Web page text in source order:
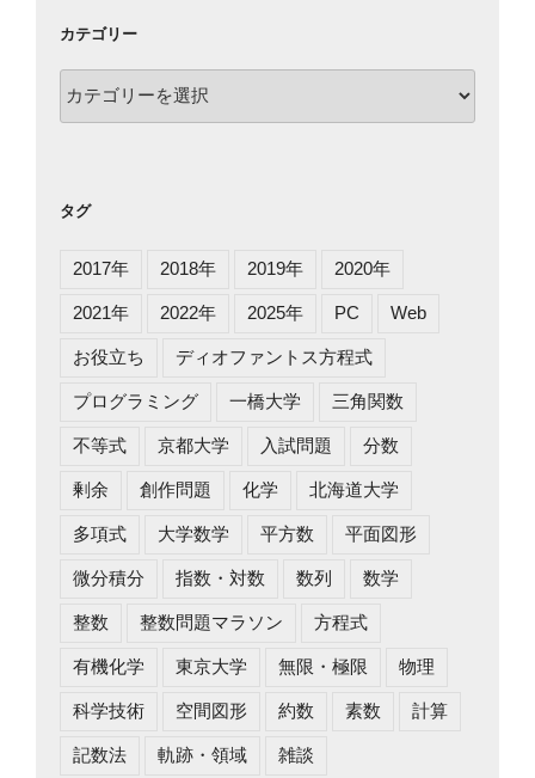
カテゴリー
テ
タグ
2017年 2018年 2019年 2020年
2021年 2022年 2025年 PC Web
お役立ち ディオファントス方程式
プログラミング 一橋大学 三角関数
不等式 京都大学 入試問題 分数
剰余 創作問題 化学 北海道大学
多項式 大学数学 平方数 平面図形
微分積分 指数・対数 数列 数学
整数 整数問題マラソン 方程式
有機化学 東京大学 無限・極限 物理
科学技術 空間図形 約数 素数 計算
記数法 軌跡・領域 雑談